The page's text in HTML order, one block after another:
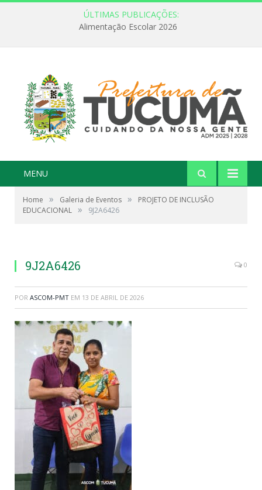
ÚLTIMAS PUBLICAÇÕES:
Alimentação Escolar 2026
MENU
Home » Galeria de Eventos »
PROJETO DE INCLUSÃO
EDUCACIONAL » 9J2A6426
9J2A6426 0
POR ASCOM-PMT EM 13 DE ABRIL DE 2026